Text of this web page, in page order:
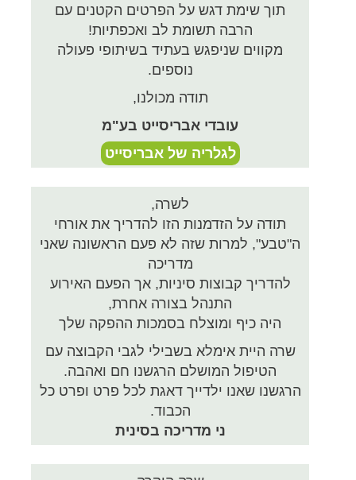
תוך שימת דגש על הפרטים הקטנים עם
הרבה תשומת לב ואכפתיות!
מקווים שניפגש בעתיד בשיתופי פעולה
נוספים.
תודה מכולנו,
עובדי אבריסייט בע"מ
לגלריה של אבריסייט
לשרה,
תודה על הזדמנות הזו להדריך את אורחי
ה"טבע", למרות שזה לא פעם הראשונה שאני
מדריכה
להדריך קבוצות סיניות, אך הפעם האירוע
התנהל בצורה אחרת,
היה כיף ומוצלח בסמכות ההפקה שלך
שרה היית אימלא בשבילי לגבי הקבוצה עם
הטיפול המושלם הרגשנו חם ואהבה.
הרגשנו שאנו ילדייך דאגת לכל פרט ופרט כל
הכבוד.
ני מדריכה בסינית